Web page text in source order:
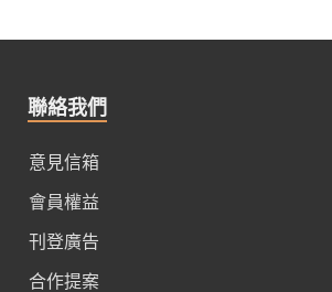
聯絡我們
意見信箱
會員權益
刊登廣告
合作提案